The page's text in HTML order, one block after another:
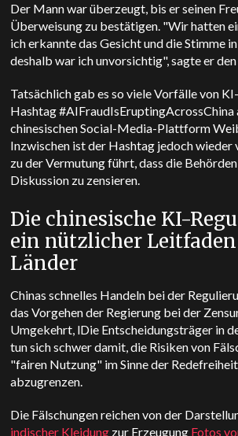
Der Mann war überzeugt, bis er seinen
Überweisung zu bestätigen. "Wir hatten
ich erkannte das Gesicht und die Stimme
deshalb war ich unvorsichtig", sagte er
Tatsächlich gab es so viele Vorfälle von
Hashtag #AIFraudIsEruptingAcrossChina
chinesischen Social-Media-Plattform
Inzwischen ist der Hashtag jedoch wieder
zu der Vermutung führt, dass die
Diskussion zu zensieren.
Die chinesische KI-
ein nützlicher
Länder
Chinas schnelles Handeln bei der
das Vorgehen der Regierung bei der
Umgekehrt, lDie Entscheidungsträger in
tun sich schwer damit, die Risiken von
"fairen Nutzung" im Sinne der
abzugrenzen.
Die Fälschungen reichen von der
indischer Kleidung zur Erzeugung Fotos